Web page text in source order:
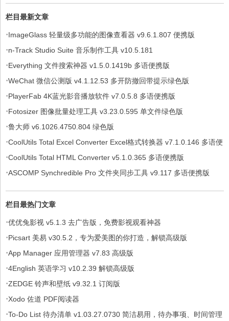
栏目最新文章
·ImageGlass 轻量级多功能的图像查看器 v9.6.1.807 便携版
·n-Track Studio Suite 音乐制作工具 v10.5.181
·Everything 文件搜索神器 v1.5.0.1419b 多语便携版
·WeChat 微信公测版 v4.1.12.53 多开防撤回带提示绿色版
·PlayerFab 4K蓝光影音播放软件 v7.0.5.8 多语便携版
·Fotosizer 图像批量处理工具 v3.23.0.595 单文件绿色版
·鲁大师 v6.1026.4750.804 绿色版
·CoolUtils Total Excel Converter Excel格式转换器 v7.1.0.146 多语便
携版
·CoolUtils Total HTML Converter v5.1.0.365 多语便携版
·ASCOMP Synchredible Pro 文件夹同步工具 v9.117 多语便携版
栏目最热门文章
·优优兔影视 v5.1.3 去广告版，免费影视观看神器
·Picsart 美易 v30.5.2，专为爱美图的你打造，解锁高级版
·App Manager 应用管理器 v7.83 高级版
·4English 英语学习 v10.2.39 解锁高级版
·ZEDGE 铃声和壁纸 v9.32.1 订阅版
·Xodo 佐道 PDF阅读器
·To-Do List 待办清单 v1.03.27.0730 简洁易用，待办事项、时间管理